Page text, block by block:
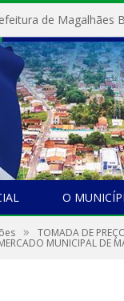
O
» TOMADA DE
MUNICIPAL DE